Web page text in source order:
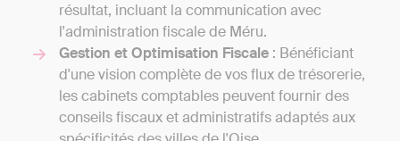
résultat, incluant la communication avec
l'administration fiscale de Méru.
Gestion et Optimisation Fiscale : Bénéficiant
d'une vision complète de vos flux de trésorerie,
les cabinets comptables peuvent fournir des
conseils fiscaux et administratifs adaptés aux